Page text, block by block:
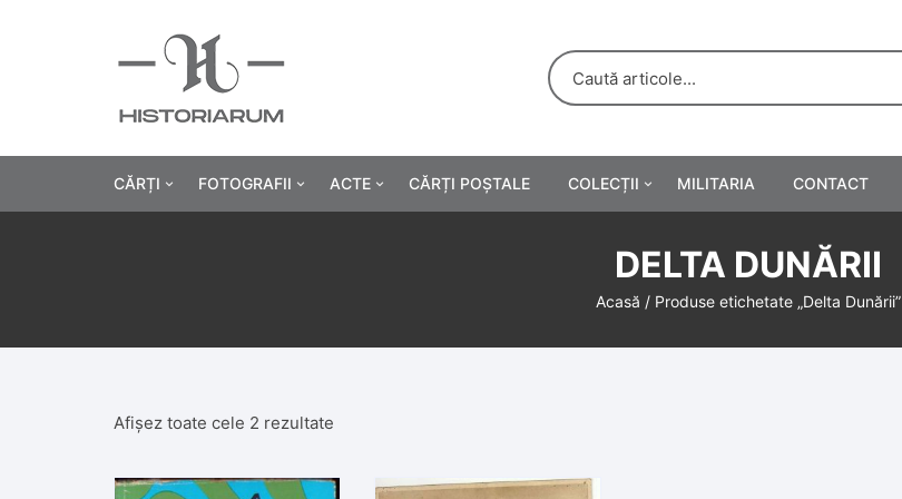
CĂRȚI
Industrie
Cărți religie
FOTOGRAFII ACTE
Hârtii cu antet
CĂRȚI POȘTALE COLECȚII
Reclame tipărite
Afișe
MILITARIA CONTACT
DELTA DUNĂRII
Acasă / Produse etichetate „Delta Dunării”
Afișez toate cele 2 rezultate